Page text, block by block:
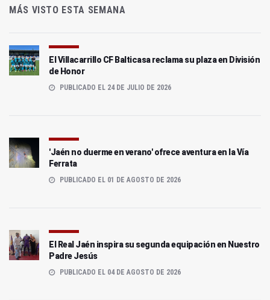
MÁS VISTO ESTA SEMANA
El Villacarrillo CF Balticasa reclama su plaza en División
de Honor
PUBLICADO EL 24 DE JULIO DE 2026
'Jaén no duerme en verano' ofrece aventura en la Vía
Ferrata
PUBLICADO EL 01 DE AGOSTO DE 2026
El Real Jaén inspira su segunda equipación en Nuestro
Padre Jesús
PUBLICADO EL 04 DE AGOSTO DE 2026